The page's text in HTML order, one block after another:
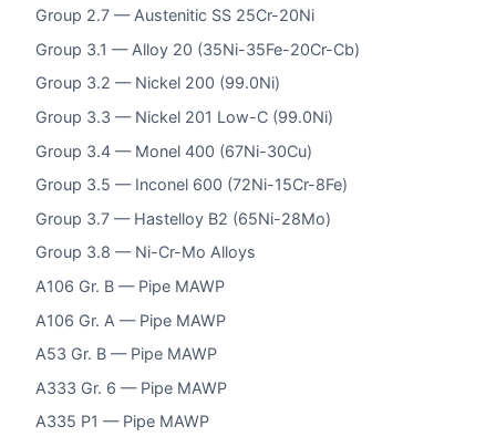
Group 2.7 — Austenitic SS 25Cr-20Ni
Group 3.1 — Alloy 20 (35Ni-35Fe-20Cr-Cb)
Group 3.2 — Nickel 200 (99.0Ni)
Group 3.3 — Nickel 201 Low-C (99.0Ni)
Group 3.4 — Monel 400 (67Ni-30Cu)
Group 3.5 — Inconel 600 (72Ni-15Cr-8Fe)
Group 3.7 — Hastelloy B2 (65Ni-28Mo)
Group 3.8 — Ni-Cr-Mo Alloys
A106 Gr. B — Pipe MAWP
A106 Gr. A — Pipe MAWP
A53 Gr. B — Pipe MAWP
A333 Gr. 6 — Pipe MAWP
A335 P1 — Pipe MAWP